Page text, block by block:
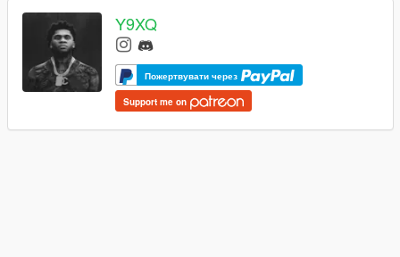
Y9XQ
Пожертвувати через
Support me on